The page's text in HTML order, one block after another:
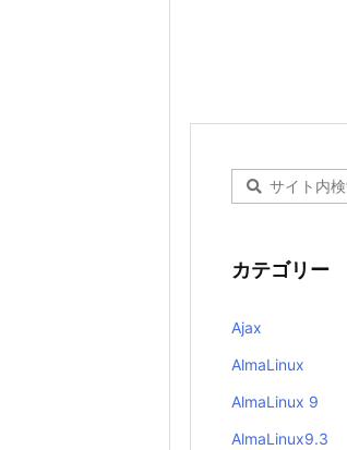
カテゴリー
Ajax
AlmaLinux
AlmaLinux 9
AlmaLinux9.3